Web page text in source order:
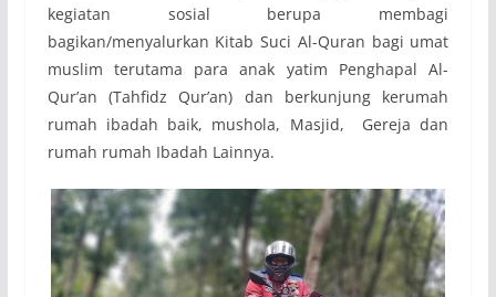
kegiatan sosial berupa membagi
bagikan/menyalurkan Kitab Suci Al-Quran bagi umat
muslim terutama para anak yatim Penghapal Al-
Qur’an (Tahfidz Qur’an) dan berkunjung kerumah
rumah ibadah baik, mushola, Masjid, Gereja dan
rumah rumah Ibadah Lainnya.